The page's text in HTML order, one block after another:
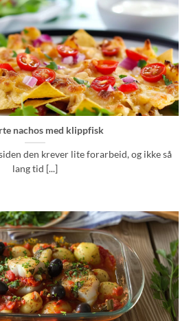
nachos med klippfisk
den krever lite forarbeid, og ikke så
lang tid [...]